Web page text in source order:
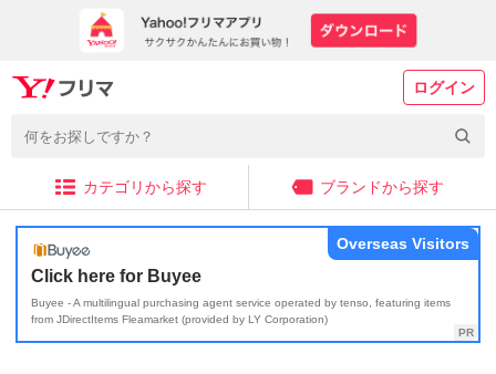
ログイン
カテゴリから探す ブランドから探す
Click here for Buyee
Buyee - A multilingual purchasing agent service operated by tenso, featuring items
from JDirectItems Fleamarket (provided by LY Corporation)
Overseas Visitors